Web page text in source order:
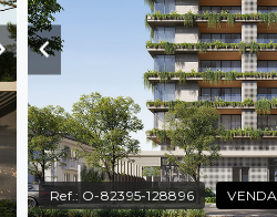
Ref.: O-82395-128896 VENDA